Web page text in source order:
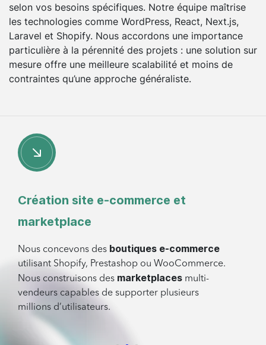
selon vos besoins spécifiques. Notre équipe maîtrise
les technologies comme WordPress, React, Next.js,
Laravel et Shopify. Nous accordons une importance
particulière à la pérennité des projets : une solution sur
mesure offre une meilleure scalabilité et moins de
contraintes qu’une approche généraliste.
Création site e-commerce et
marketplace
Nous concevons des boutiques e-commerce
utilisant Shopify, Prestashop ou WooCommerce.
Nous construisons des marketplaces multi-
vendeurs capables de supporter plusieurs
millions d’utilisateurs.